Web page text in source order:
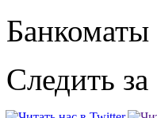
Банкоматы
Следить